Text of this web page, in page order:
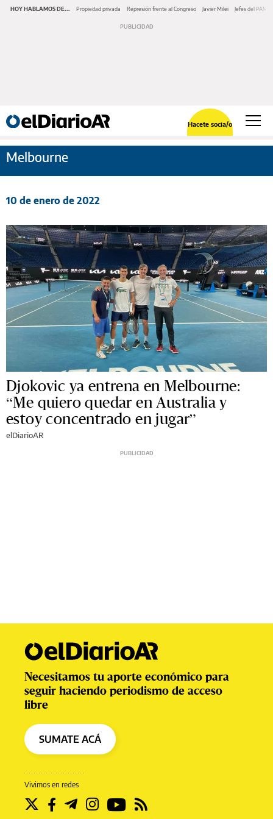
HOY HABLAMOS DE... Propiedad privada Represión frente al Congreso Javier Milei Jefes del PAMI
Hacete socia/o
Melbourne
10 de enero de 2022
Djokovic ya entrena en Melbourne:
“Me quiero quedar en Australia y
estoy concentrado en jugar”
elDiarioAR
Vivimos en redes
Necesitamos tu aporte económico para
seguir haciendo periodismo de acceso
libre
SUMATE ACÁ